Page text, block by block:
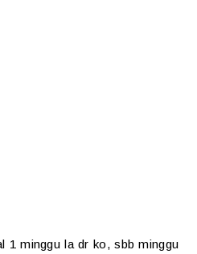
1 minggu la dr ko, sbb minggu